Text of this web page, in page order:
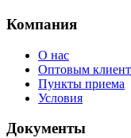
Компания
О нас
Оптовым
Пункты приема
Условия
Документы